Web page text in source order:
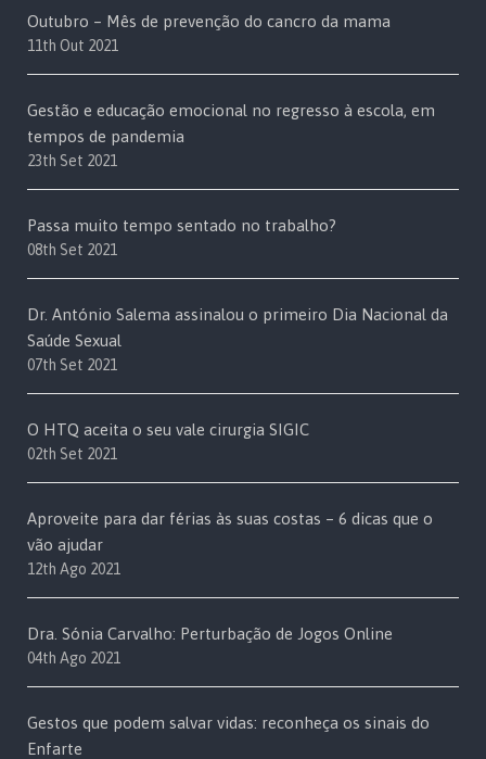
Outubro – Mês de prevenção do cancro da mama
11th Out 2021
Gestão e educação emocional no regresso à escola, em
tempos de pandemia
23th Set 2021
Passa muito tempo sentado no trabalho?
08th Set 2021
Dr. António Salema assinalou o primeiro Dia Nacional da
Saúde Sexual
07th Set 2021
O HTQ aceita o seu vale cirurgia SIGIC
02th Set 2021
Aproveite para dar férias às suas costas – 6 dicas que o
vão ajudar
12th Ago 2021
Dra. Sónia Carvalho: Perturbação de Jogos Online
04th Ago 2021
Gestos que podem salvar vidas: reconheça os sinais do
Enfarte